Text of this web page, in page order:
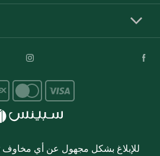
للإبلاغ بشكل مجهول عن أي مخاوف